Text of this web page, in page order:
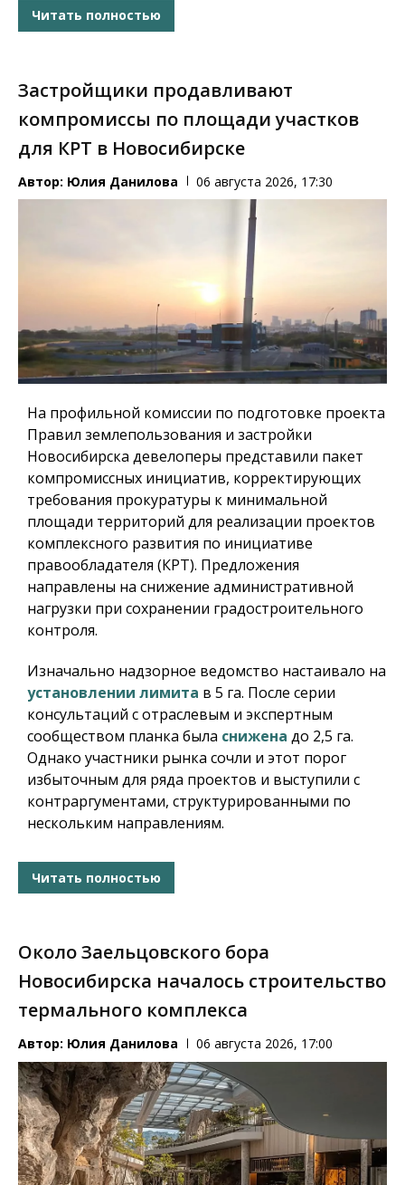
Читать полностью
Застройщики продавливают
компромиссы по площади участков
для КРТ в Новосибирске
Автор: Юлия Данилова 06 августа 2026, 17:30
На профильной комиссии по подготовке проекта
Правил землепользования и застройки
Новосибирска девелоперы представили пакет
компромиссных инициатив, корректирующих
требования прокуратуры к минимальной
площади территорий для реализации проектов
комплексного развития по инициативе
правообладателя (КРТ). Предложения
направлены на снижение административной
нагрузки при сохранении градостроительного
контроля.
Изначально надзорное ведомство настаивало на
установлении лимита в 5 га. После серии
консультаций с отраслевым и экспертным
сообществом планка была снижена до 2,5 га.
Однако участники рынка сочли и этот порог
избыточным для ряда проектов и выступили с
контраргументами, структурированными по
нескольким направлениям.
Читать полностью
Около Заельцовского бора
Новосибирска началось строительство
термального комплекса
Автор: Юлия Данилова 06 августа 2026, 17:00